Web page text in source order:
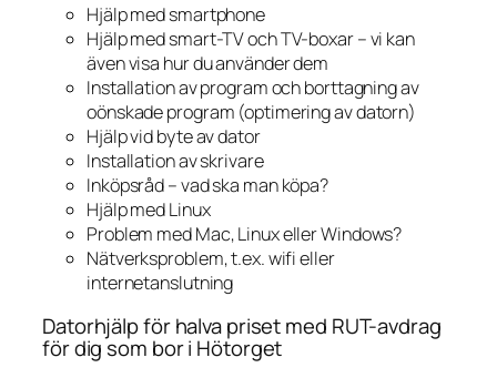
Hjälp med smartphone
Hjälp med smart-TV och TV-boxar – vi kan
även visa hur du använder dem
Installation av program och borttagning av
oönskade program (optimering av datorn)
Hjälp vid byte av dator
Installation av skrivare
Inköpsråd – vad ska man köpa?
Hjälp med Linux
Problem med Mac, Linux eller Windows?
Nätverksproblem, t.ex. wifi eller
internetanslutning
Datorhjälp för halva priset med RUT-avdrag
för dig som bor i Hötorget